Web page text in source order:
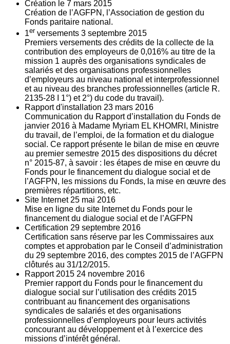
Création le 7 mars 2015
Création de l’AGFPN, l’Association de gestion du
Fonds paritaire national.
1er versements 3 septembre 2015
Premiers versements des crédits de la collecte de la
contribution des employeurs de 0,016% au titre de la
mission 1 auprès des organisations syndicales de
salariés et des organisations professionnelles
d’employeurs au niveau national et interprofessionnel
et au niveau des branches professionnelles (article R.
2135‐28 I 1°) et 2°) du code du travail).
Rapport d'installation 23 mars 2016
Communication du Rapport d’installation du Fonds de
janvier 2016 à Madame Myriam EL KHOMRI, Ministre
du travail, de l’emploi, de la formation et du dialogue
social. Ce rapport présente le bilan de mise en œuvre
au premier semestre 2015 des dispositions du décret
n° 2015-87, à savoir : les étapes de mise en œuvre du
Fonds pour le financement du dialogue social et de
l’AGFPN, les missions du Fonds, la mise en œuvre des
premières répartitions, etc.
Site Internet 25 mai 2016
Mise en ligne du site Internet du Fonds pour le
financement du dialogue social et de l’AGFPN
Certification 29 septembre 2016
Certification sans réserve par les Commissaires aux
comptes et approbation par le Conseil d’administration
du 29 septembre 2016, des comptes 2015 de l’AGFPN
clôturés au 31/12/2015.
Rapport 2015 24 novembre 2016
Premier rapport du Fonds pour le financement du
dialogue social sur l’utilisation des crédits 2015
contribuant au financement des organisations
syndicales de salariés et des organisations
professionnelles d’employeurs pour leurs activités
concourant au développement et à l’exercice des
missions d’intérêt général.